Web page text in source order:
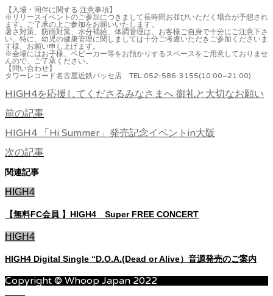
【入場・同伴に関する 注意事項】
※リリースイベントのご参加につきまして長時間お並びいただく場合が予想され
ます。ご了承の上ご参加をお願いいたします。
暑さ対策、防雨対策、水分補給、体調管理は、お客様ご自身で十分にご注意下さ
い。特に、幼児の健康管理に関しましては十分ご考慮いただきご参加くださいま
す様、お願い申し上げます。
※会場にはお子様、ベビーカー等をお預かりするスペースをご用意しておりませ
んので、ご了承ください。
【問い合わせ】
タワーレコード名古屋近鉄パッセ店 TEL:052-586-3155(10:00~21:00)
HIGH4を応援してくださるみなさまへ 御礼と大切なお願い
前の記事
HIGH4 「Hi Summer」発売記念イベントin大阪
次の記事
関連記事
HIGH4
【無料FC会員 】HIGH4 Super FREE CONCERT
HIGH4
HIGH4 Digital Single “D.O.A.(Dead or Alive）音源発売のご案内
Copyright © Whoop Japan 2022